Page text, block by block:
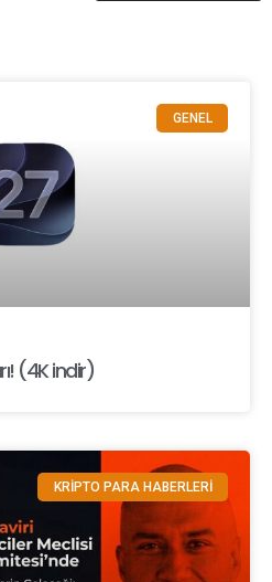
GENEL
(4K indir)
KRİPTO PARA HABERLERİ